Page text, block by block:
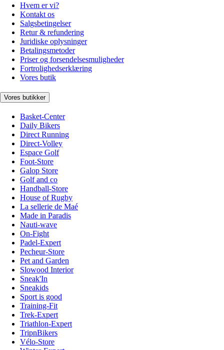
Hvem er vi?
Kontakt os
Salgsbetingelser
Retur & refundering
Juridiske oplysninger
Betalingsmetoder
Priser og forsendelsesmuligheder
Fortrolighedserklæring
Vores butik
Vores butikker
Basket-Center
Daily Bikers
Direct Running
Direct-Volley
Espace Golf
Foot-Store
Galop Store
Golf and co
Handball-Store
House of Rugby
La sellerie de Maé
Made in Paradis
Nauti-wave
On-Fight
Padel-Expert
Pecheur-Store
Pet and Garden
Slowood Interior
Sneak'In
Sneakids
Sport is good
Training-Fit
Trek-Expert
Triathlon-Expert
TripnBikers
Vélo-Store